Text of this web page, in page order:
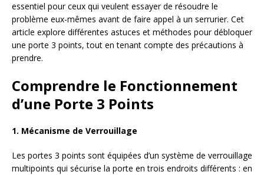
essentiel pour ceux qui veulent essayer de résoudre le
problème eux-mêmes avant de faire appel à un serrurier. Cet
article explore différentes astuces et méthodes pour débloquer
une porte 3 points, tout en tenant compte des précautions à
prendre.
Comprendre le Fonctionnement
d’une Porte 3 Points
1. Mécanisme de Verrouillage
Les portes 3 points sont équipées d’un système de verrouillage
multipoints qui sécurise la porte en trois endroits différents : en